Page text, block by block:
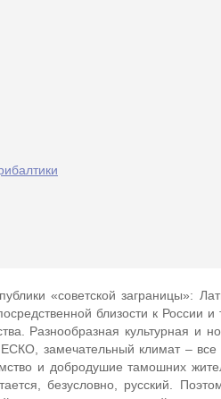
«советской заграницы»:
близости к России
Разнообразная культурная и
замечательный климат – все
и добродушие тамошних
безусловно, русский.